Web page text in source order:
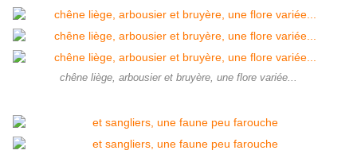
chêne liège, arbousier et bruyère, une flore variée...